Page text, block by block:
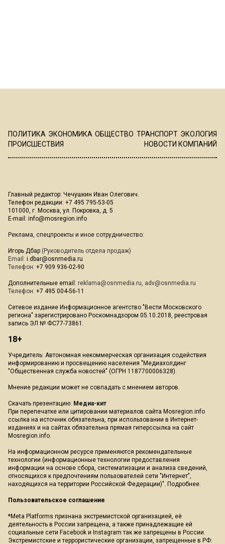
ПОЛИТИКА ЭКОНОМИКА ОБЩЕСТВО ТРАНСПОРТ ЭКОЛОГИЯ
ПРОИСШЕСТВИЯ
НОВОСТИ КОМПАНИЙ
Главный редактор: Чечушкин Иван Олегович.
Телефон редакции: +7 495 795-53-05
101000, г. Москва, ул. Покровка, д. 5
E-mail: info@mosregion.info
Реклама, спецпроекты и иное сотрудничество:
Игорь Дбар (Руководитель отдела продаж)
Email: i.dbar@osnmedia.ru
Телефон: +7 909 936-02-90
Дополнительные email: reklama@osnmedia.ru, adv@osnmedia.ru
Телефон: +7 495 004-56-11
Сетевое издание Информационное агентство "Вести Московского
региона" зарегистрировано Роскомнадзором 05.10.2018, реестровая
запись ЭЛ № ФС77-73861.
18+
Учредитель: Автономная некоммерческая организация содействия
информированию и просвещению населения "Медиахолдинг
"Общественная служба новостей" (ОГРН 1187700006328).
Мнение редакции может не совпадать с мнением авторов.
Скачать презентацию: Медиа-кит
При перепечатке или цитировании материалов сайта Mosregion.info
ссылка на источник обязательна, при использовании в Интернет-
изданиях и на сайтах обязательна прямая гиперссылка на сайт
Mosregion.info.
На информационном ресурсе применяются рекомендательные
технологии (информационные технологии предоставления
информации на основе сбора, систематизации и анализа сведений,
относящихся к предпочтениям пользователей сети "Интернет",
находящихся на территории Российской Федерации)". Подробнее.
Пользовательское соглашение
*Meta Platforms признана экстремистской организацией, её
деятельность в России запрещена, а также принадлежащие ей
социальные сети Facebook и Instagram так же запрещены в России.
Экстремистские и террористические организации, запрещенные в РФ: